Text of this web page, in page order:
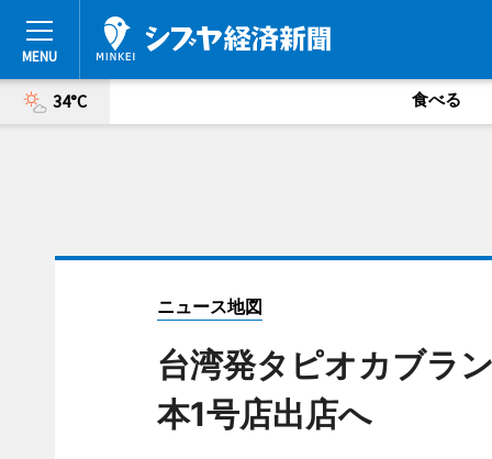
34°C 食べる
ニュース地図
台湾発タピオカブラ
本1号店出店へ